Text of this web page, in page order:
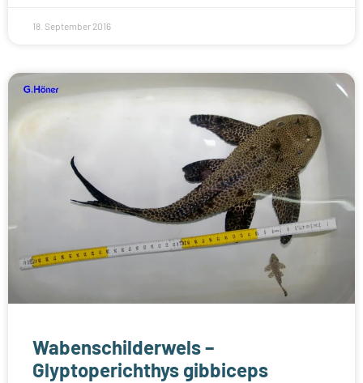
18. September 2016
Wabenschilderwels –
Glyptoperichthys gibbiceps